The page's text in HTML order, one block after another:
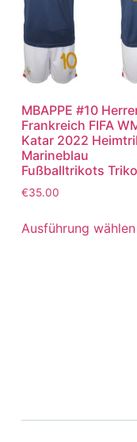
MBAPPE #10
Frankreich FIFA
Katar 2022
Marineblau
Fußballtrikots
€35.00
Ausführung wählen